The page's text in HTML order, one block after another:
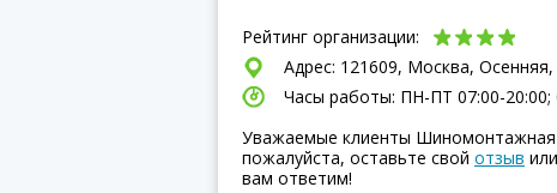
Рейтинг организации:
Адрес: 121609, Москва, Осенняя,
Часы работы: ПН-ПТ 07:00-20:00;
Уважаемые клиенты Шиномонтажная
пожалуйста, оставьте свой отзыв
вам ответим!